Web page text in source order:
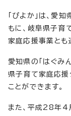
「ぴよか」は、愛
もに、岐阜県子育
家庭応援事業とも
愛知県の「はぐみん
県子育て家庭応援
ことができます。
また、平成28年4